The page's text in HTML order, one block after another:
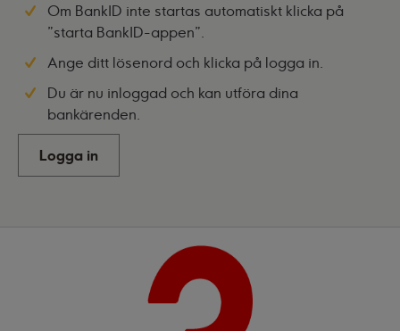
Om BankID inte startas automatiskt klicka på
"starta BankID-appen".
Ange ditt lösenord och klicka på logga in.
Du är nu inloggad och kan utföra dina
bankärenden.
Logga in